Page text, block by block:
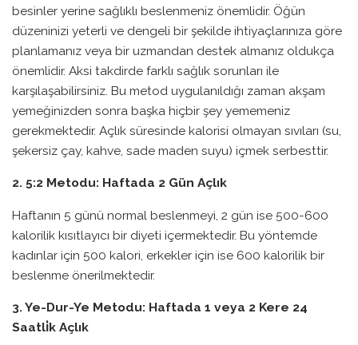
besinler yerine sağlıklı beslenmeniz önemlidir. Öğün
düzeninizi yeterli ve dengeli bir şekilde ihtiyaçlarınıza göre
planlamanız veya bir uzmandan destek almanız oldukça
önemlidir. Aksi takdirde farklı sağlık sorunları ile
karşılaşabilirsiniz. Bu metod uygulanıldığı zaman akşam
yemeğinizden sonra başka hiçbir şey yememeniz
gerekmektedir. Açlık süresinde kalorisi olmayan sıvıları (su,
şekersiz çay, kahve, sade maden suyu) içmek serbesttir.
2. 5:2 Metodu: Haftada 2 Gün Açlık
Haftanın 5 günü normal beslenmeyi, 2 gün ise 500-600
kalorilik kısıtlayıcı bir diyeti içermektedir. Bu yöntemde
kadınlar için 500 kalori, erkekler için ise 600 kalorilik bir
beslenme önerilmektedir.
3. Ye-Dur-Ye Metodu: Haftada 1 veya 2 Kere 24
Saatli̇k Açlık